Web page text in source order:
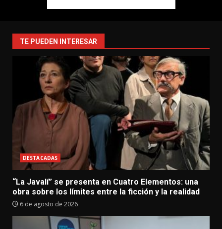
TE PUEDEN INTERESAR
DESTACADAS
“La Javalí” se presenta en Cuatro Elementos: una
obra sobre los límites entre la ficción y la realidad
6 de agosto de 2026